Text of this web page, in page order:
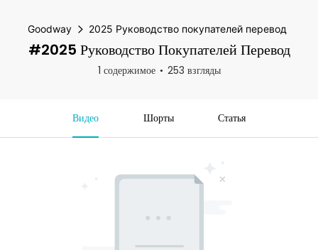
Goodway 2025 Руководство покупателей перевод
#2025 Руководство Покупателей Перевод
1 содержимое 253 взгляды
Видео Шорты Статья